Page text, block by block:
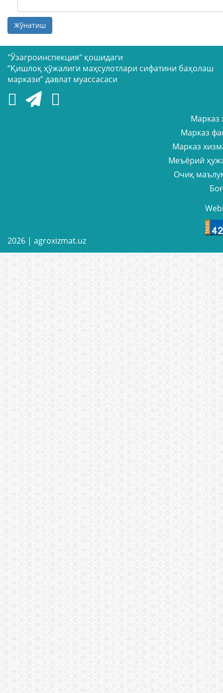
Жўнатиш
"Ўзагроинспекция" қошидаги
“Қишлоқ ҳўжалиги маҳсулотлари сифатини баҳолаш
маркази” давлат муассасаси
Марказ
Марказ
Марказ
Меъёрий
Очиқ
2026 | agroxizmat.uz